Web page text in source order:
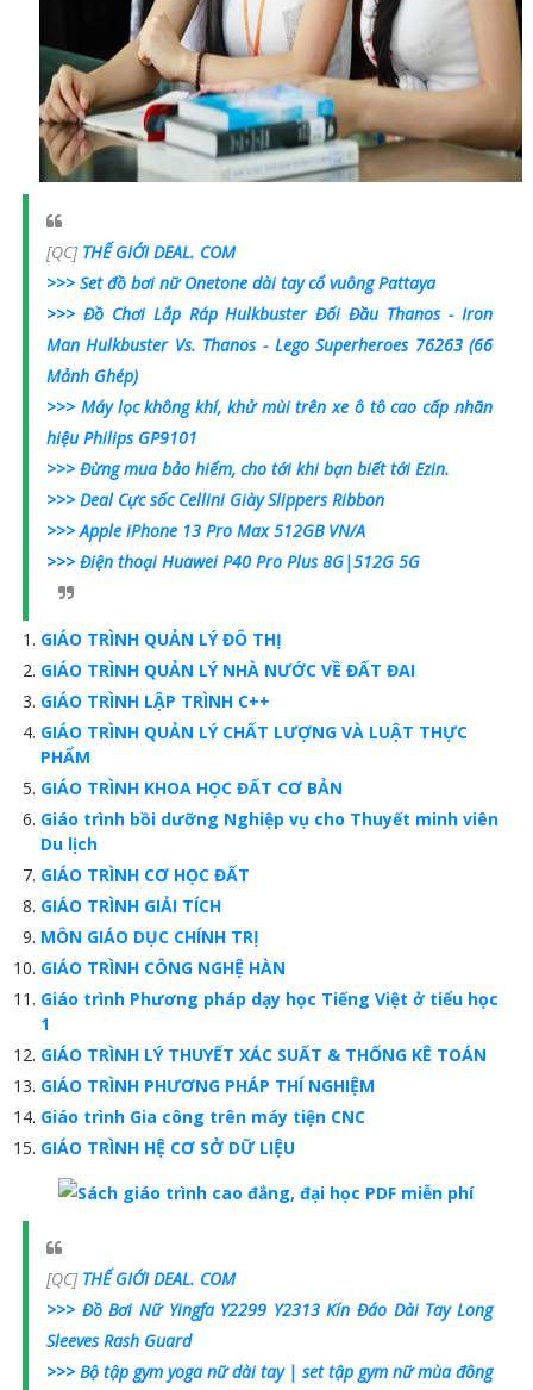
[QC] THẾ GIỚI DEAL. COM
>>> Set đồ bơi nữ Onetone dài tay cổ vuông Pattaya
>>> Đồ Chơi Lắp Ráp Hulkbuster Đối Đầu Thanos - Iron
Man Hulkbuster Vs. Thanos - Lego Superheroes 76263 (66
Mảnh Ghép)
>>> Máy lọc không khí, khử mùi trên xe ô tô cao cấp nhãn
hiệu Philips GP9101
>>> Đừng mua bảo hiểm, cho tới khi bạn biết tới Ezin.
>>> Deal Cực sốc Cellini Giày Slippers Ribbon
>>> Apple iPhone 13 Pro Max 512GB VN/A
>>> Điện thoại Huawei P40 Pro Plus 8G|512G 5G
GIÁO TRÌNH QUẢN LÝ ĐÔ THỊ
GIÁO TRÌNH QUẢN LÝ NHÀ NƯỚC VỀ ĐẤT ĐAI
GIÁO TRÌNH LẬP TRÌNH C++
GIÁO TRÌNH QUẢN LÝ CHẤT LƯỢNG VÀ LUẬT THỰC
PHẨM
GIÁO TRÌNH KHOA HỌC ĐẤT CƠ BẢN
Giáo trình bồi dưỡng Nghiệp vụ cho Thuyết minh viên
Du lịch
GIÁO TRÌNH CƠ HỌC ĐẤT
GIÁO TRÌNH GIẢI TÍCH
MÔN GIÁO DỤC CHÍNH TRỊ
GIÁO TRÌNH CÔNG NGHỆ HÀN
Giáo trình Phương pháp dạy học Tiếng Việt ở tiểu học
1
GIÁO TRÌNH LÝ THUYẾT XÁC SUẤT & THỐNG KÊ TOÁN
GIÁO TRÌNH PHƯƠNG PHÁP THÍ NGHIỆM
Giáo trình Gia công trên máy tiện CNC
GIÁO TRÌNH HỆ CƠ SỞ DỮ LIỆU
[QC] THẾ GIỚI DEAL. COM
>>> Đồ Bơi Nữ Yingfa Y2299 Y2313 Kín Đáo Dài Tay Long
Sleeves Rash Guard
>>> Bộ tập gym yoga nữ dài tay | set tập gym nữ mùa đông